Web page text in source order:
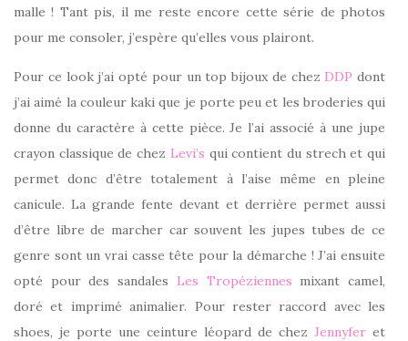
malle ! Tant pis, il me reste encore cette série de photos
pour me consoler, j’espère qu’elles vous plairont.
Pour ce look j’ai opté pour un top bijoux de chez DDP dont
j’ai aimé la couleur kaki que je porte peu et les broderies qui
donne du caractère à cette pièce. Je l’ai associé à une jupe
crayon classique de chez Levi’s qui contient du strech et qui
permet donc d’être totalement à l’aise même en pleine
canicule. La grande fente devant et derrière permet aussi
d’être libre de marcher car souvent les jupes tubes de ce
genre sont un vrai casse tête pour la démarche ! J’ai ensuite
opté pour des sandales Les Tropéziennes mixant camel,
doré et imprimé animalier. Pour rester raccord avec les
shoes, je porte une ceinture léopard de chez Jennyfer et